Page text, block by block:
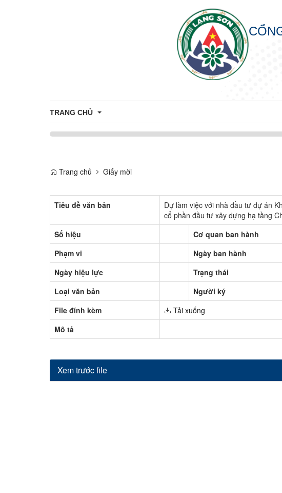
TRANG CHỦ
Thông tin chung
Trang chủ Giấy mời
Tiêu đề văn bản
Dự làm việc với nhà đầu tư dự án
cổ phần đầu tư xây dựng hạ tầng
Số hiệu
Cơ quan ban hành
Phạm vi
Ngày ban hành
Ngày hiệu lực
Trạng thái
Loại văn bản
Người ký
File đính kèm
Tải xuống
Mô tả
Xem trước file